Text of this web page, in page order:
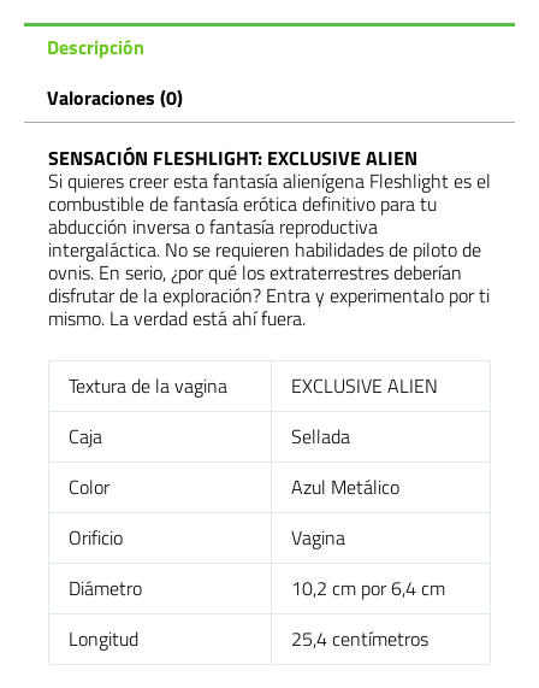
Descripción
Valoraciones (0)
SENSACIÓN FLESHLIGHT: EXCLUSIVE ALIEN
Siquierescreerestafantasíaalienígena Fleshlightesel
combustibledefantasíaeróticadefinitivo paratu
abducción inversaofantasía reproductiva
intergaláctica. Nose requieren habilidadesde pilotode
ovnis. En serio,¿porqué losextraterrestresdeberían
disfrutarde laexploración? Entray experimentalo porti
mismo. Laverdadestáahífuera.
Textura de la vagina
EXCLUSIVE ALIEN
Caja
Sellada
Color
Azul Metálico
Orificio
Vagina
Diámetro
10,2 cm por 6,4 cm
Longitud
25,4 centímetros